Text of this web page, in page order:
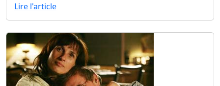
Lire l'article